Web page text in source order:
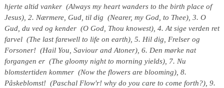
hjerte altid vanker (Always my heart wanders to the birth place of
Jesus), 2. Nærmere, Gud, til dig (Nearer, my God, to Thee), 3. O
Gud, du ved og kender (O God, Thou knowest), 4. At sige verden ret
farvel (The last farewell to life on earth), 5. Hil dig, Frelser og
Forsoner! (Hail You, Saviour and Atoner), 6. Den mørke nat
forgangen er (The gloomy night to morning yields), 7. Nu
blomstertiden kommer (Now the flowers are blooming), 8.
Påskeblomst! (Paschal Flow'r! why do you care to come forth?), 9.